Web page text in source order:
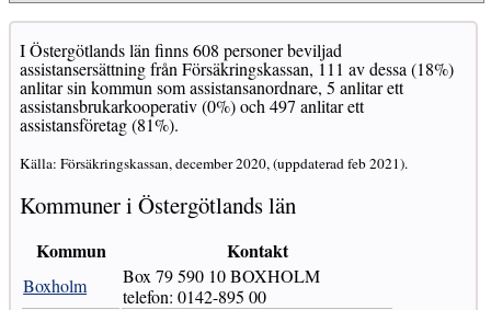
I Östergötlands län finns 608 personer beviljad
assistansersättning från Försäkringskassan, 111 av dessa (18%)
anlitar sin kommun som assistansanordnare, 5 anlitar ett
assistansbrukarkooperativ (0%) och 497 anlitar ett
assistansföretag (81%).
Källa: Försäkringskassan, december 2020, (uppdaterad feb 2021).
Kommuner i Östergötlands län
Kommun Kontakt
Boxholm
Box 79 590 10 BOXHOLM
telefon: 0142-895 00